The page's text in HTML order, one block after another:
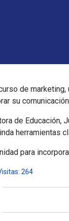
de
su
de Educación,
herramientas
para
264